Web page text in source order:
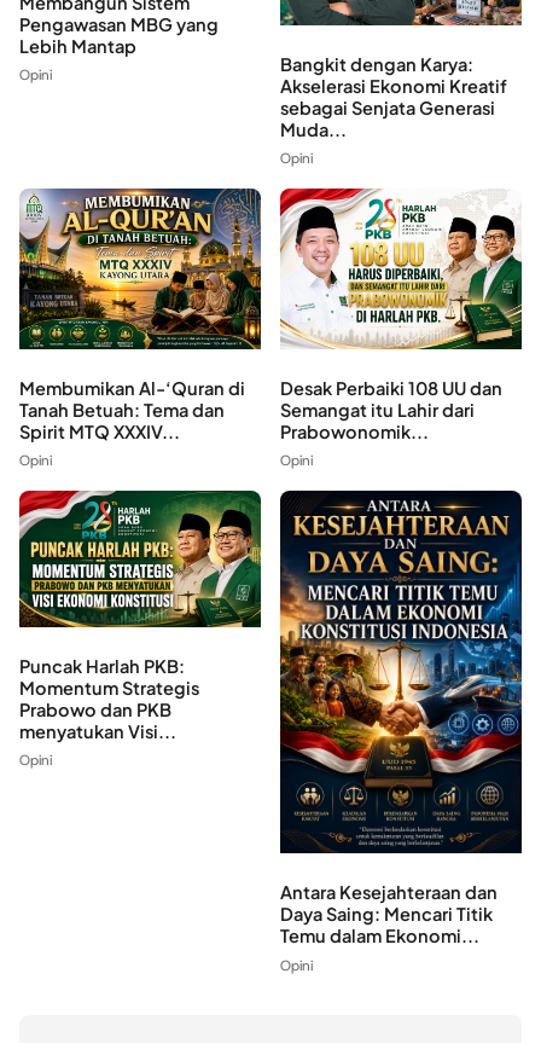
Pengawasan MBG yang
Lebih Mantap
Opini
Bangkit dengan Karya:
Akselerasi Ekonomi Kreatif
sebagai Senjata Generasi
Muda...
Opini
Membumikan Al-‘Quran di
Tanah Betuah: Tema dan
Spirit MTQ XXXIV...
Opini
Desak Perbaiki 108 UU dan
Semangat itu Lahir dari
Prabowonomik...
Opini
Puncak Harlah PKB:
Momentum Strategis
Prabowo dan PKB
menyatukan Visi...
Opini
Antara Kesejahteraan dan
Daya Saing: Mencari Titik
Temu dalam Ekonomi...
Opini